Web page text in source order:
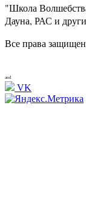
"Школа
Дауна, РАС и
Все права
and
VK